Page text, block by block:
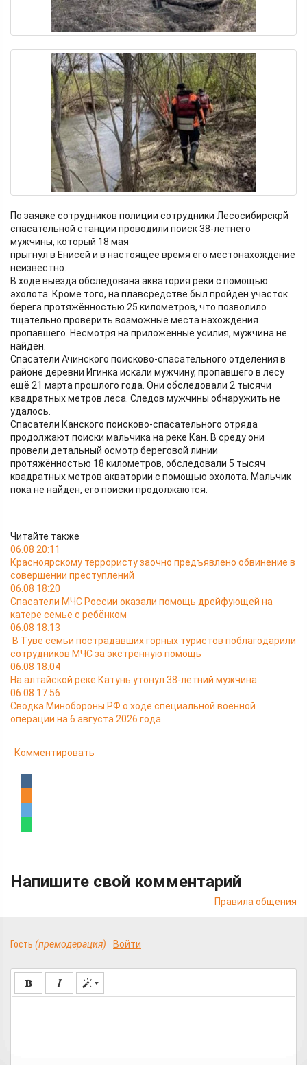
По заявке сотрудников полиции сотрудники Лесосибирскрй
спасательной станции проводили поиск 38-летнего
мужчины, который 18 мая
прыгнул в Енисей и в настоящее время его местонахождение
неизвестно.
В ходе выезда обследована акватория реки с помощью
эхолота. Кроме того, на плавсредстве был пройден участок
берега протяжённостью 25 километров, что позволило
тщательно проверить возможные места нахождения
пропавшего. Несмотря на приложенные усилия, мужчина не
найден.
Спасатели Ачинского поисково-спасательного отделения в
районе деревни Игинка искали мужчину, пропавшего в лесу
ещё 21 марта прошлого года. Они обследовали 2 тысячи
квадратных метров леса. Следов мужчины обнаружить не
удалось.
Спасатели Канского поисково-спасательного отряда
продолжают поиски мальчика на реке Кан. В среду они
провели детальный осмотр береговой линии
протяжённостью 18 километров, обследовали 5 тысяч
квадратных метров акватории с помощью эхолота. Мальчик
пока не найден, его поиски продолжаются.
Читайте также
06.08 20:11
Красноярскому террористу заочно предъявлено обвинение в
совершении преступлений
06.08 18:20
Спасатели МЧС России оказали помощь дрейфующей на
катере семье с ребёнком
06.08 18:13
В Туве семьи пострадавших горных туристов поблагодарили
сотрудников МЧС за экстренную помощь
06.08 18:04
На алтайской реке Катунь утонул 38-летний мужчина
06.08 17:56
Сводка Минобороны РФ о ходе специальной военной
операции на 6 августа 2026 года
Комментировать
Напишите свой комментарий
Правила общения
Гость (премодерация) Войти